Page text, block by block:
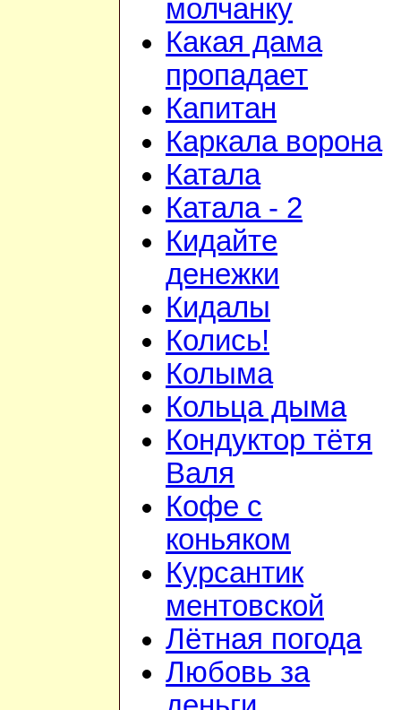
молчанку
Какая дама
пропадает
Капитан
Каркала ворона
Катала
Катала - 2
Кидайте
денежки
Кидалы
Колись!
Колыма
Кольца дыма
Кондуктор тётя
Валя
Кофе с
коньяком
Курсантик
ментовской
Лётная погода
Любовь за